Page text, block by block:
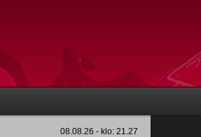
08.08.26 - klo: 21.27